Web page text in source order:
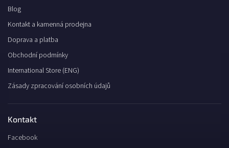
Blog
Kontakt a kamenná prodejna
Doprava a platba
Obchodní podmínky
International Store (ENG)
Zásady zpracování osobních údajů
Kontakt
Facebook